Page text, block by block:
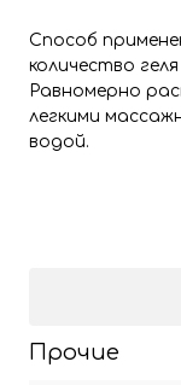
Способ
количество
Равномерно
легкими
водой.
Прочие